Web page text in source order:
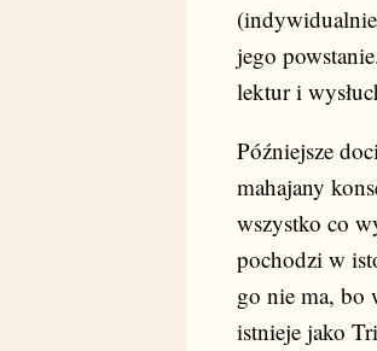
jego
lektur i
Późniejsze
mahajany
wszystko co
pochodzi w
go nie ma, bo
istnieje jako